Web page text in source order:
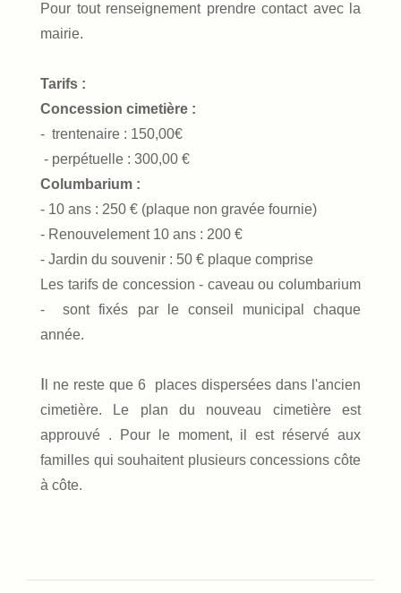
Pour tout renseignement prendre contact avec la
mairie.
Tarifs :
Concession cimetière :
- trentenaire : 150,00€
- perpétuelle : 300,00 €
Columbarium :
- 10 ans : 250 € (plaque non gravée fournie)
- Renouvelement 10 ans : 200 €
- Jardin du souvenir : 50 € plaque comprise
Les tarifs de concession - caveau ou columbarium
- sont fixés par le conseil municipal chaque
année.
I l ne reste que 6 places dispersées dans l'ancien
cimetière. Le plan du nouveau cimetière est
approuvé . Pour le moment, il est réservé aux
familles qui souhaitent plusieurs concessions côte
à côte.